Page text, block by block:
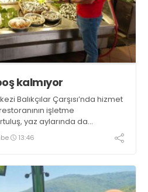
kalmıyor
Balıkçılar Çarşısı’nda hizmet
işletme
yaz aylarında da
ifade ederek “Yıl
balık bulmak mümkün
13:46